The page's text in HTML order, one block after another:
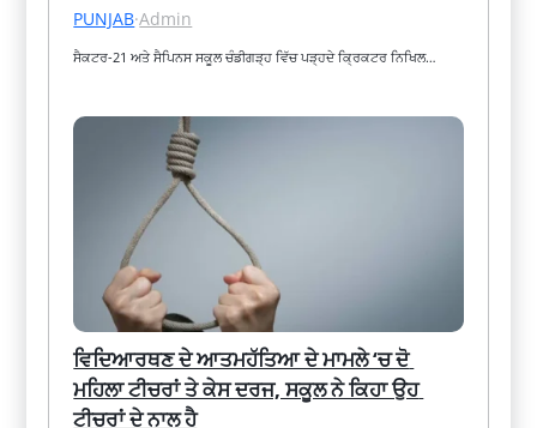
PUNJAB·Admin
ਸੈਕਟਰ-21 ਅਤੇ ਸੈਪਿਨਸ ਸਕੂਲ ਚੰਡੀਗੜ੍ਹ ਵਿੱਚ ਪੜ੍ਹਦੇ ਕ੍ਰਿਕਟਰ ਨਿਖਿਲ…
ਵਿਦਿਆਰਥਣ ਦੇ ਆਤਮਹੱਤਿਆ ਦੇ ਮਾਮਲੇ ‘ਚ ਦੋ
ਮਹਿਲਾ ਟੀਚਰਾਂ ਤੇ ਕੇਸ ਦਰਜ, ਸਕੂਲ ਨੇ ਕਿਹਾ ਉਹ
ਟੀਚਰਾਂ ਦੇ ਨਾਲ ਹੈ